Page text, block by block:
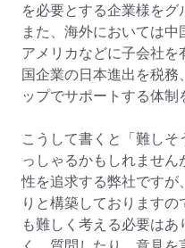
を必要とする企業様をグ
また、海外においては中
アメリカなどに子会社
国企業の日本進出を税務
ップでサポートする体制
こうして書くと「難し
っしゃるかもしれませ
性を追求する弊社です
りと構築しております
も難しく考える必要は